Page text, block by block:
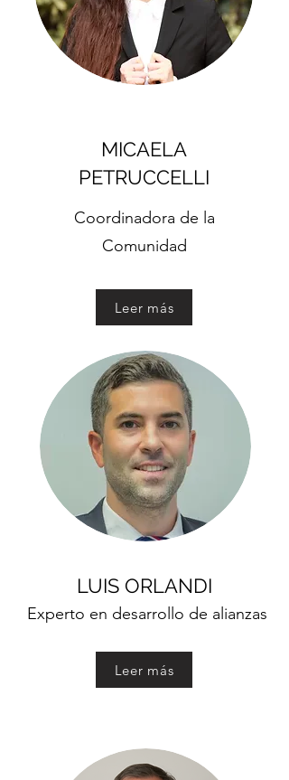
MICAELA
PETRUCCELLI
Coordinadora de la
Comunidad
Leer más
LUIS ORLANDI
Experto en desarrollo de alianzas
Leer más